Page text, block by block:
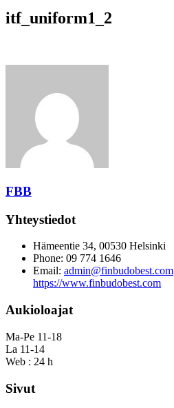
itf_uniform1_2
FBB
Yhteystiedot
Hämeentie 34, 00530 Helsinki
Phone: 09 774 1646
Email: admin@finbudobest.com
https://www.finbudobest.com
Aukioloajat
Ma-Pe 11-18
La 11-14
Web : 24 h
Sivut